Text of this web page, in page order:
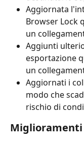
Aggiornata
Browser Lock
un
Aggiunti
esportazione
un
Aggiornati i
modo che
rischio di
Miglioramenti